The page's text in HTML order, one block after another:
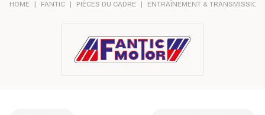
HOME | FANTIC | PIÈCES DU CADRE | ENTRAÎNEMENT & TRANSMISSION